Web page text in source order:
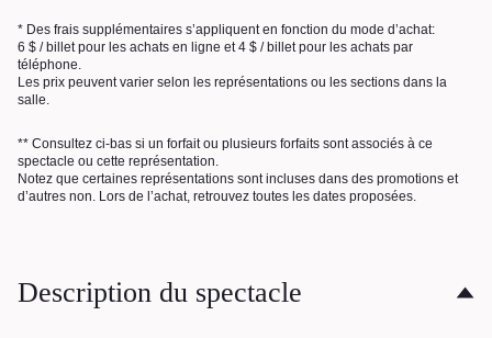
RECHERCHE
* Des frais supplémentaires s’appliquent en fonction du mode d’achat:
6 $ / billet pour les achats en ligne et 4 $ / billet pour les achats par
téléphone.
Les prix peuvent varier selon les représentations ou les sections dans la
salle.
** Consultez ci-bas si un forfait ou plusieurs forfaits sont associés à ce
spectacle ou cette représentation.
Notez que certaines représentations sont incluses dans des promotions et
d’autres non. Lors de l’achat, retrouvez toutes les dates proposées.
Description du spectacle